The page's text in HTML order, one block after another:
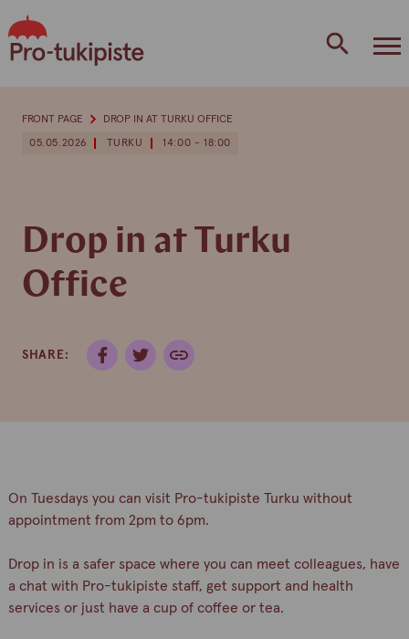
to
content
05.05.2026 TURKU 14:00 - 18:00
Drop in at Turku
Office
SHARE:
FRONT PAGE DROP IN AT TURKU OFFICE
On Tuesdays you can visit Pro-tukipiste Turku without
appointment from 2pm to 6pm.
Drop in is a safer space where you can meet colleagues, have
a chat with Pro-tukipiste staff, get support and health
services or just have a cup of coffee or tea.